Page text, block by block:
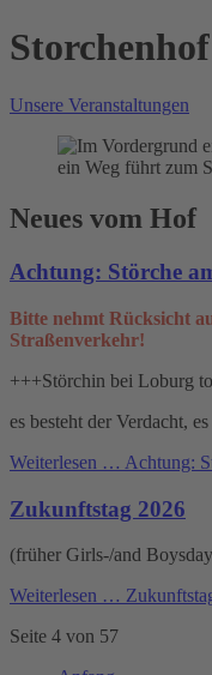
Unsere Veranstaltungen
Neues vom Hof
Achtung: Störche
Bitte nehmt Rücksicht
Straßenverkehr!
+++Störchin bei Loburg
es besteht der Verdacht,
Weiterlesen … Achtung:
Zukunftstag 2026
(früher Girls-/and
Weiterlesen …
Seite 4 von 57